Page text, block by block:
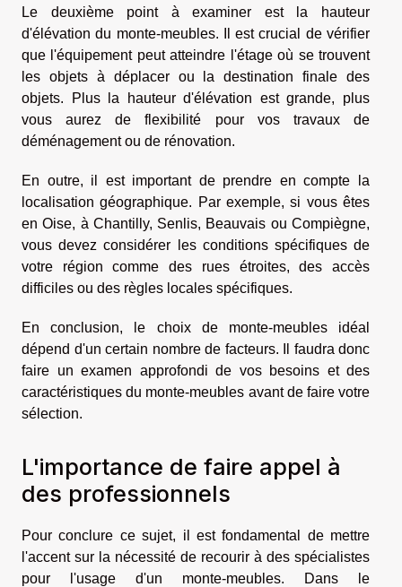
Le deuxième point à examiner est la hauteur
d'élévation du monte-meubles. Il est crucial de vérifier
que l'équipement peut atteindre l'étage où se trouvent
les objets à déplacer ou la destination finale des
objets. Plus la hauteur d'élévation est grande, plus
vous aurez de flexibilité pour vos travaux de
déménagement ou de rénovation.
En outre, il est important de prendre en compte la
localisation géographique. Par exemple, si vous êtes
en Oise, à Chantilly, Senlis, Beauvais ou Compiègne,
vous devez considérer les conditions spécifiques de
votre région comme des rues étroites, des accès
difficiles ou des règles locales spécifiques.
En conclusion, le choix de monte-meubles idéal
dépend d'un certain nombre de facteurs. Il faudra donc
faire un examen approfondi de vos besoins et des
caractéristiques du monte-meubles avant de faire votre
sélection.
L'importance de faire appel à
des professionnels
Pour conclure ce sujet, il est fondamental de mettre
l'accent sur la nécessité de recourir à des spécialistes
pour l'usage d'un monte-meubles. Dans le